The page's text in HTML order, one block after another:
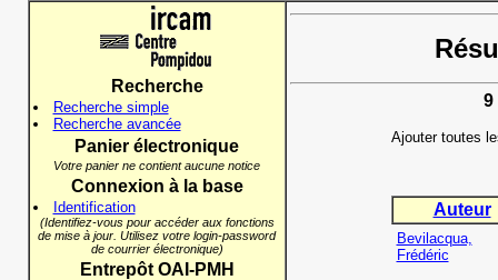
Recherche
Recherche simple
Recherche avancée
Panier électronique
Votre panier ne contient aucune notice
Connexion à la base
Identification
(Identifiez-vous pour accéder aux fonctions
de mise à jour. Utilisez votre login-password
de courrier électronique)
Entrepôt OAI-PMH
9
Ajouter toutes
Auteur
Bevilacqua,
Frédéric